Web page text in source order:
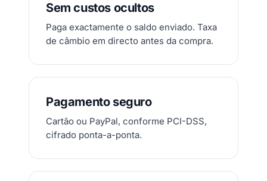
Sem custos ocultos
Paga exactamente o saldo enviado. Taxa
de câmbio em directo antes da compra.
Pagamento seguro
Cartão ou PayPal, conforme PCI-DSS,
cifrado ponta-a-ponta.